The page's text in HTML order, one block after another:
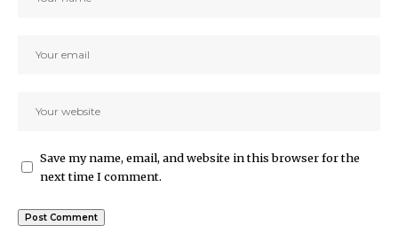
Save my name, email, and website in this browser for the
next time I comment.